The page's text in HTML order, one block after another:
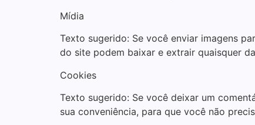
Mídia
Texto sugerido: Se você enviar imagens
do site podem baixar e extrair quaisquer
Cookies
Texto sugerido: Se você deixar um
sua conveniência, para que você não